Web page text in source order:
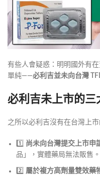
有些人會疑惑：明明國外有
單純——必利吉並未向台灣
必利吉未上市的三
之所以必利吉沒有在台灣上市
1️⃣ 尚未向台灣提交上市申
品」，實體藥局無法販售。
2️⃣ 屬於複方高劑量雙效藥